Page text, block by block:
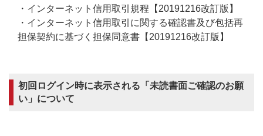
・インターネット信用取引規程【20191216改訂版】
・インターネット信用取引に関する確認書及び包括再
担保契約に基づく担保同意書【20191216改訂版】
初回ログイン時に表示される「未読書面ご確認のお願
い」について